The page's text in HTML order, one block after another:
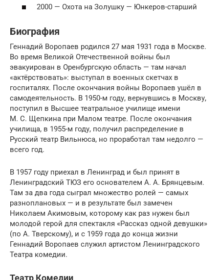
2000 — Охота на Золушку — Юнкеров-старший
Биография
Геннадий Воропаев родился 27 мая 1931 года в Москве.
Во время Великой Отечественной войны был
эвакуирован в Оренбургскую область — там начал
«актёрствовать»: выступал в военных скетчах в
госпиталях. После окончания войны Воропаев ушёл в
самодеятельность. В 1950-м году, вернувшись в Москву,
поступил в Высшее театральное училище имени
М. С. Щепкина при Малом театре. После окончания
училища, в 1955-м году, получил распределение в
Русский театр Вильнюса, но проработал там недолго —
всего год.
В 1957 году приехал в Ленинград и был принят в
Ленинградский ТЮЗ его основателем А. А. Брянцевым.
Там за два года сыграл множество ролей — самых
разноплановых — и в результате был замечен
Николаем Акимовым, которому как раз нужен был
молодой герой для спектакля «Рассказ одной девушки»
(по А. Тверскому), и с 1959 года до конца жизни
Геннадий Воропаев служил артистом Ленинградского
Театра комедии.
Театр Комедии